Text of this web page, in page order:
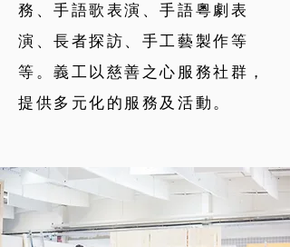
務、手語歌表演、手語粵劇表
演、長者探訪、手工藝製作等
等。義工以慈善之心服務社群，
提供多元化的服務及活動。